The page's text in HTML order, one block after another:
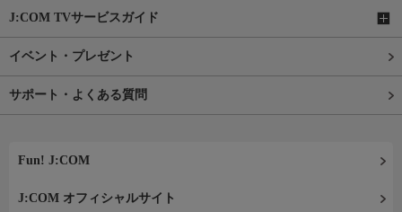
J:COM TVサービスガイド
イベント・プレゼント
サポート・よくある質問
Fun! J:COM
J:COM オフィシャルサイト